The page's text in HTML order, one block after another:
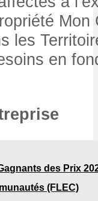
les
en
des Prix
(FLEC)